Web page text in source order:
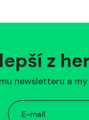
z
newsletteru a